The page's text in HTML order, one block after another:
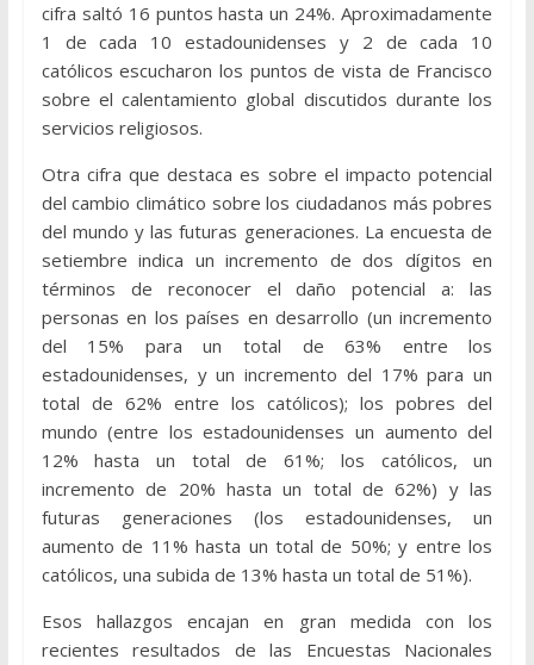
cifra saltó 16 puntos hasta un 24%. Aproximadamente
1 de cada 10 estadounidenses y 2 de cada 10
católicos escucharon los puntos de vista de Francisco
sobre el calentamiento global discutidos durante los
servicios religiosos.
Otra cifra que destaca es sobre el impacto potencial
del cambio climático sobre los ciudadanos más pobres
del mundo y las futuras generaciones. La encuesta de
setiembre indica un incremento de dos dígitos en
términos de reconocer el daño potencial a: las
personas en los países en desarrollo (un incremento
del 15% para un total de 63% entre los
estadounidenses, y un incremento del 17% para un
total de 62% entre los católicos); los pobres del
mundo (entre los estadounidenses un aumento del
12% hasta un total de 61%; los católicos, un
incremento de 20% hasta un total de 62%) y las
futuras generaciones (los estadounidenses, un
aumento de 11% hasta un total de 50%; y entre los
católicos, una subida de 13% hasta un total de 51%).
Esos hallazgos encajan en gran medida con los
recientes resultados de las Encuestas Nacionales